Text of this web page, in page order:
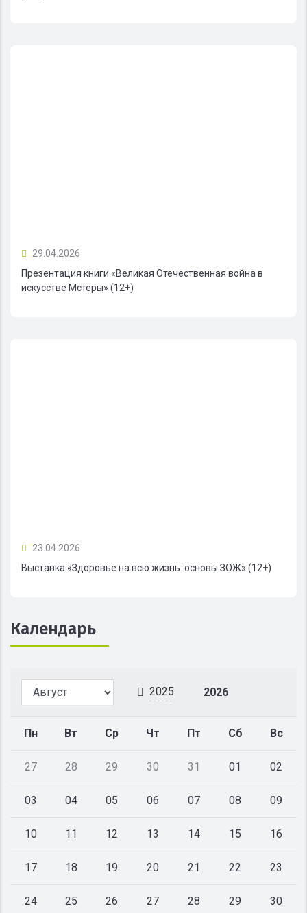
29.04.2026
Презентация книги «Великая Отечественная война в
искусстве Мстёры» (12+)
23.04.2026
Выставка «Здоровье на всю жизнь: основы ЗОЖ» (12+)
Календарь
2025 2026
Пн Вт Ср Чт Пт Сб Вс
27 28 29 30 31 01 02
03 04 05 06 07 08 09
10 11 12 13 14 15 16
17 18 19 20 21 22 23
24 25 26 27 28 29 30